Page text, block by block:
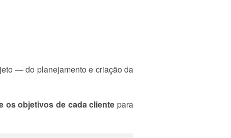
— do planejamento e criação da
os objetivos de cada cliente para